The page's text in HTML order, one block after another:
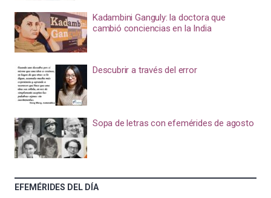
Kadambini Ganguly: la doctora que
cambió conciencias en la India
Descubrir a través del error
Sopa de letras con efemérides de agosto
EFEMÉRIDES DEL DÍA